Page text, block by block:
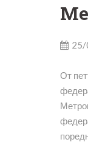
25/
От